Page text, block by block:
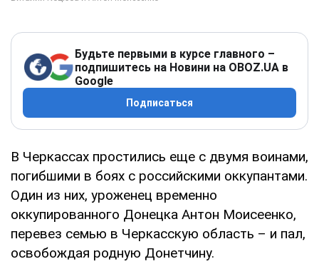
Будьте первыми в курсе главного –
подпишитесь на Новини на OBOZ.UA в
Google
Подписаться
В Черкассах простились еще с двумя воинами,
погибшими в боях с российскими оккупантами.
Один из них, уроженец временно
оккупированного Донецка Антон Моисеенко,
перевез семью в Черкасскую область – и пал,
освобождая родную Донетчину.